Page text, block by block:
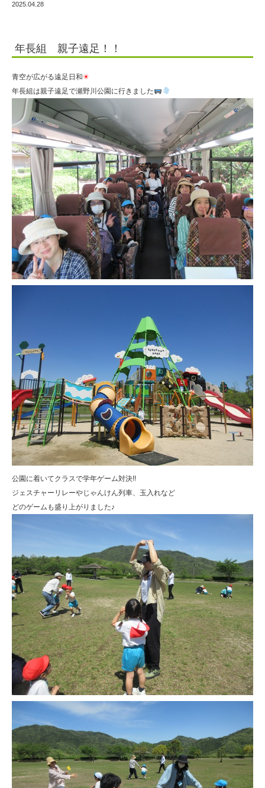
2025.04.28
年長組 親子遠足！！
青空が広がる遠足日和☀
年長組は親子遠足で瀬野川公園に行きました
公園に着いてクラスで学年ゲーム対決!!
ジェスチャーリレーやじゃんけん列車、玉入れなど
どのゲームも盛り上がりました♪